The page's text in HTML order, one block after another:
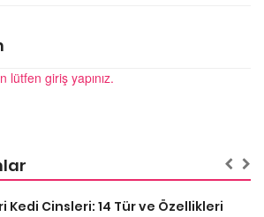
lütfen giriş yapınız.
Kedi Cinsleri: 14 Tür ve Özellikleri